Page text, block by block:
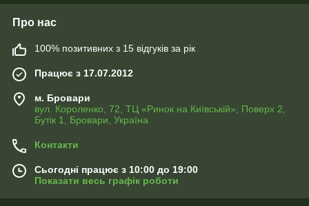
Про нас
100% позитивних з 15 відгуків за рік
Працює з 17.07.2012
м. Бровари
вул. Короленко, 72, ТЦ «Ринок на Київській», Поверх 2,
Бутік 1, Бровари, Україна
Контакти
Сьогодні працює з 10:00 до 19:00
Показати весь графік роботи